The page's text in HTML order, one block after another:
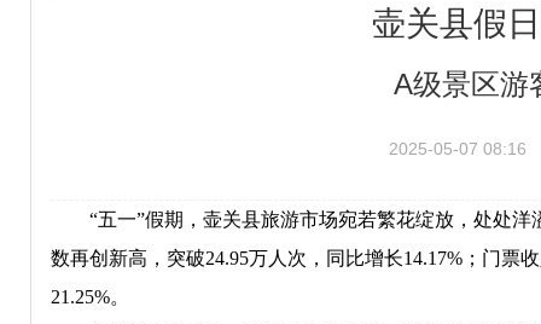
壶关县假
A级景区游
2025-05-07 08:16
“五一”假期，壶关县旅游市场宛若繁花绽放，处处洋
数再创新高，突破24.95万人次，同比增长14.17%；门票
21.25%。